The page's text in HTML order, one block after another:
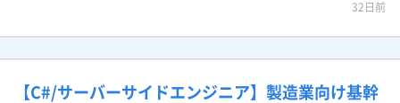
32日前
【C#/サーバーサイドエンジニア】製造業向け基幹